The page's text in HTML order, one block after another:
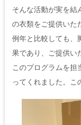
そんな活動が実を結
の衣類をご提供いた
例年と比較しても、
果であり、ご提供い
このプログラムを担
ってくれました。こ